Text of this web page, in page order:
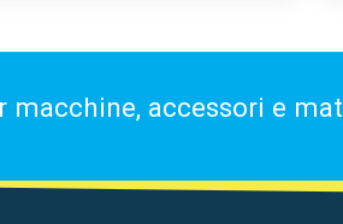
macchine, accessori e